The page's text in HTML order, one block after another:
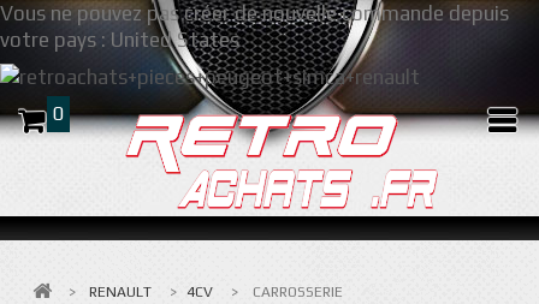
Vous ne pouvez pas créer de nouvelle commande depuis
votre pays : United States
0
> RENAULT > 4CV > CARROSSERIE